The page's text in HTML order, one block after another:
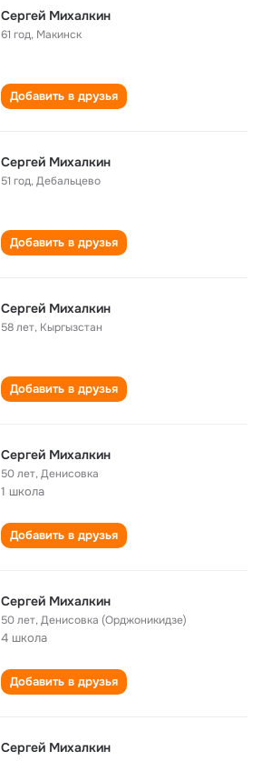
Сергей Михалкин
61 год, Макинск
Добавить в друзья
Сергей Михалкин
51 год,Дебальцево
Добавить в друзья
Сергей Михалкин
58 лет, Кыргызстан
Добавить в друзья
Сергей Михалкин
50 лет,Денисовка
1 школа
Добавить в друзья
Сергей Михалкин
50 лет,Денисовка (Орджоникидзе)
4 школа
Добавить в друзья
Сергей Михалкин